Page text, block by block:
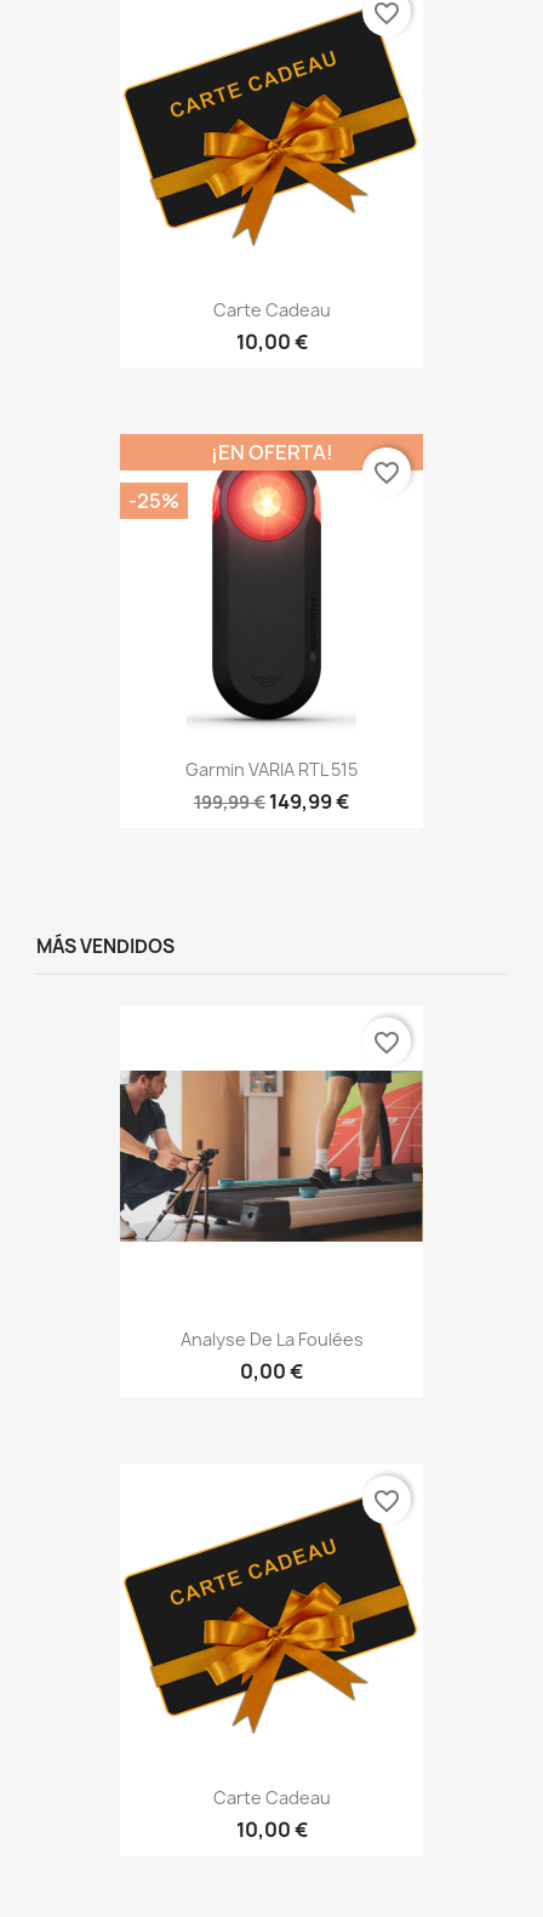
Carte Cadeau
10,00 €
favorite_border
Garmin VARIA RTL 515
199,99 € 149,99 €
¡EN OFERTA!
-25%
favorite_border
MÁS VENDIDOS
Analyse De La Foulées
0,00 €
favorite_border
Carte Cadeau
10,00 €
favorite_border